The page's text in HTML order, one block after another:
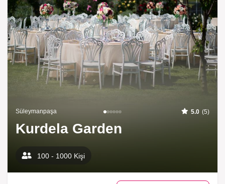
Süleymanpaşa 5.0 (5)
Kurdela Garden
100 - 1000 Kişi